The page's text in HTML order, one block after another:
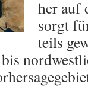
her auf
sorgt
teils